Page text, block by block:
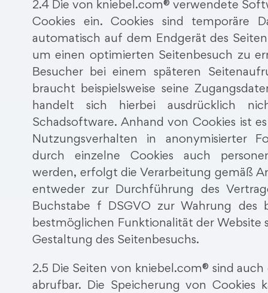
2.4 Die von kniebel.com® verwendete
Cookies ein. Cookies sind temporäre
automatisch auf dem Endgerät des
um einen optimierten Seitenbesuch zu
Besucher bei einem späteren
braucht beispielsweise seine
handelt sich hierbei ausdrücklich
Schadsoftware. Anhand von Cookies ist
Nutzungsverhalten in anonymisierter
durch einzelne Cookies auch
werden, erfolgt die Verarbeitung gemäß
entweder zur Durchführung des
Buchstabe f DSGVO zur Wahrung des
bestmöglichen Funktionalität der Website
Gestaltung des Seitenbesuchs.
2.5 Die Seiten von kniebel.com® sind
abrufbar. Die Speicherung von Cookies